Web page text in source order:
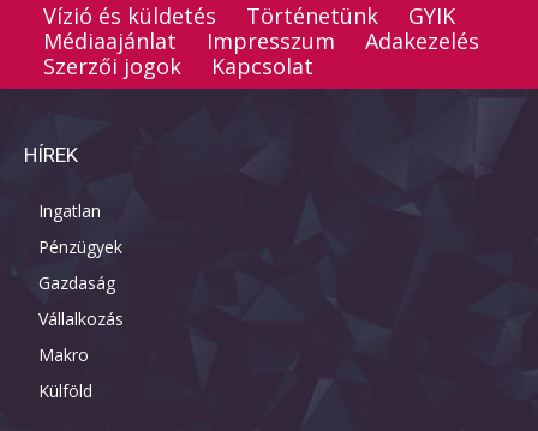
Vízió és küldetés Történetünk
GYIK
Médiaajánlat
Impresszum
Adakezelés
Szerzői jogok
Kapcsolat
HÍREK
Ingatlan
Pénzügyek
Gazdaság
Vállalkozás
Makro
Külföld